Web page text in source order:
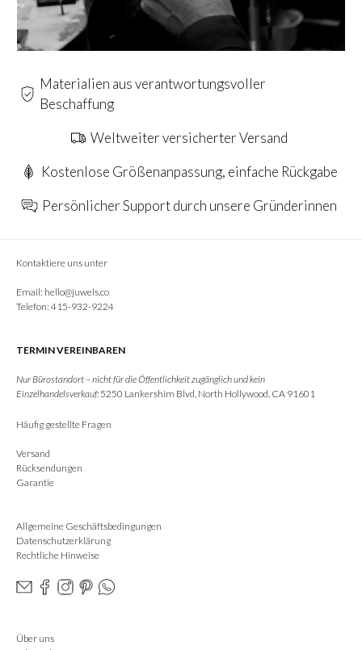
Materialien aus verantwortungsvoller
Beschaffung
Weltweiter versicherter Versand
Kostenlose Größenanpassung, einfache Rückgabe
Persönlicher Support durch unsere Gründerinnen
Kontaktiere uns unter
Email: hello@juwels.co
Telefon: 415-932-9224
TERMIN VEREINBAREN
Nur Bürostandort – nicht für die Öffentlichkeit zugänglich und kein
Einzelhandelsverkauf: 5250 Lankershim Blvd, North Hollywood, CA 91601
Häufig gestellte Fragen
Versand
Rücksendungen
Garantie
Allgemeine Geschäftsbedingungen
Datenschutzerklärung
Rechtliche Hinweise
Über uns